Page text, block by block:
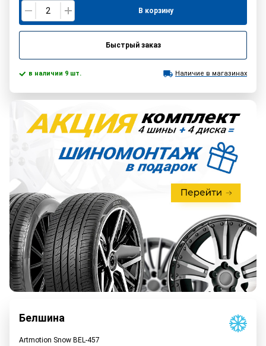
В корзину
Быстрый заказ
в наличии 9 шт. Наличие в магазинах
Белшина
Artmotion Snow BEL-457